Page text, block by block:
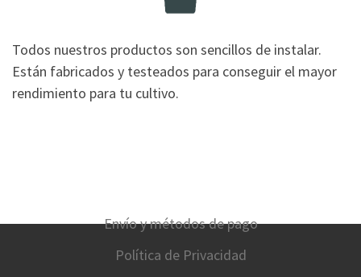
Todos nuestros productos son sencillos de instalar.
Están fabricados y testeados para conseguir el mayor
rendimiento para tu cultivo.
Envío y métodos de pago
Política de Privacidad